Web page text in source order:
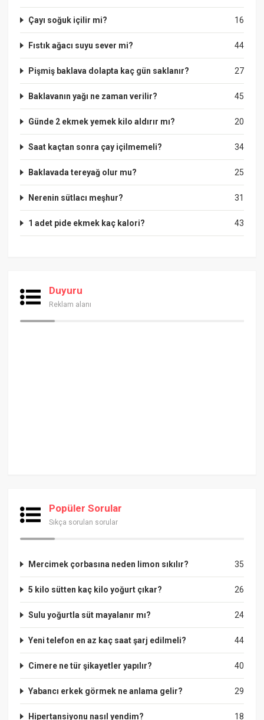
16
Çayı soğuk içilir mi?
44
Fıstık ağacı suyu sever mi?
27
Pişmiş baklava dolapta kaç gün saklanır?
45
Baklavanın yağı ne zaman verilir?
20
Günde 2 ekmek yemek kilo aldırır mı?
34
Saat kaçtan sonra çay içilmemeli?
25
Baklavada tereyağ olur mu?
31
Nerenin sütlacı meşhur?
43
1 adet pide ekmek kaç kalori?
Duyuru
Reklam alanı
Popüler Sorular
Sıkça sorulan sorular
35
Mercimek çorbasına neden limon sıkılır?
26
5 kilo sütten kaç kilo yoğurt çıkar?
24
Sulu yoğurtla süt mayalanır mı?
44
Yeni telefon en az kaç saat şarj edilmeli?
40
Cimere ne tür şikayetler yapılır?
29
Yabancı erkek görmek ne anlama gelir?
18
Hipertansiyonu nasıl yendim?